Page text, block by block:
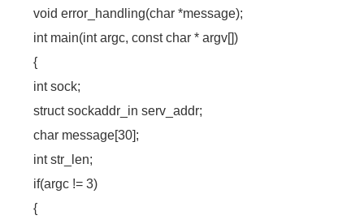
void error_handling(char *message);
int main(int argc, const char * argv[])
{
int sock;
struct sockaddr_in serv_addr;
char message[30];
int str_len;
if(argc != 3)
{